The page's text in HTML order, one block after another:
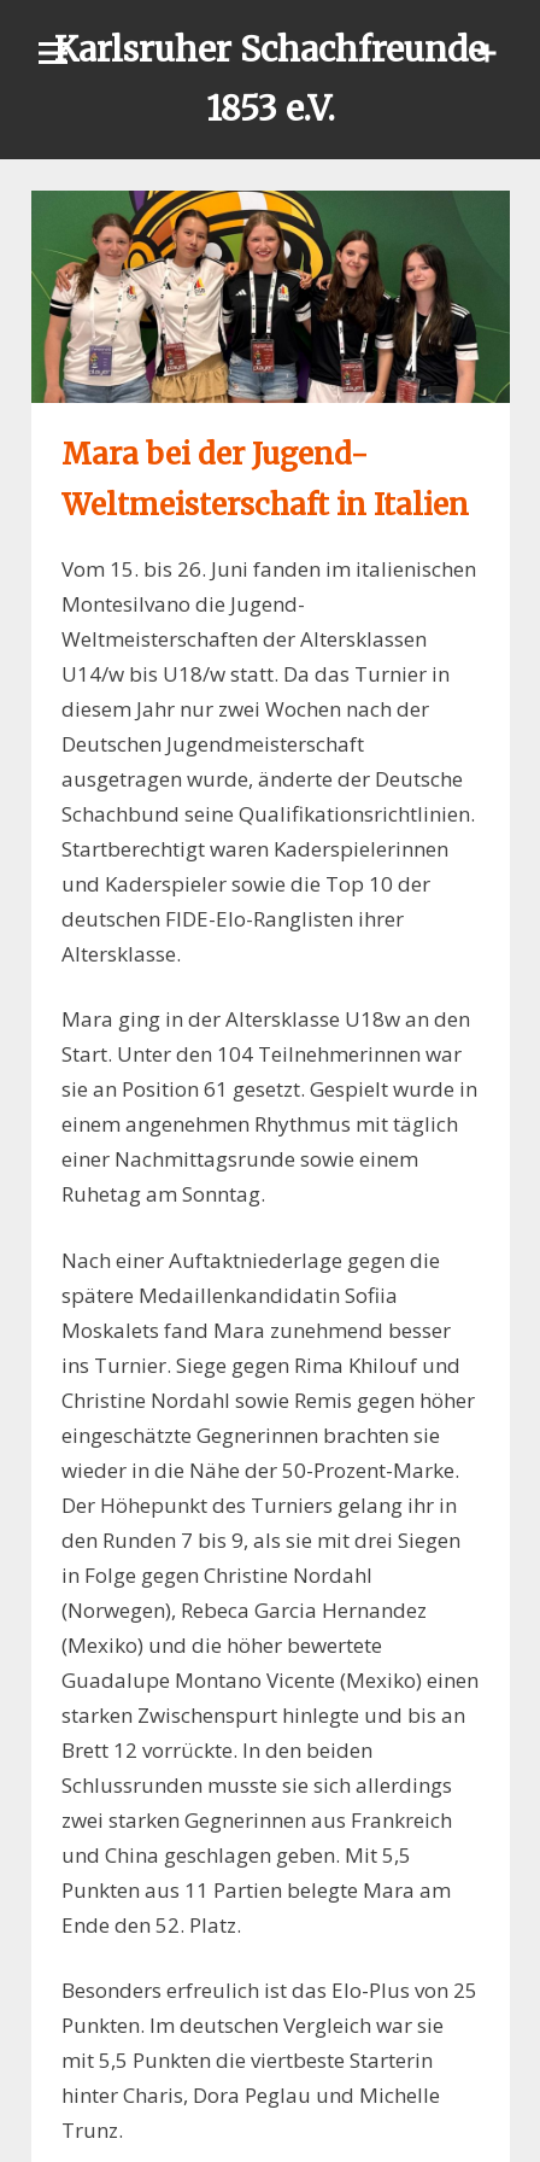
Karlsruher Schachfreunde
1853 e.V.
Mara bei der Jugend-
Weltmeisterschaft in Italien
Vom 15. bis 26. Juni fanden im italienischen
Montesilvano die Jugend-
Weltmeisterschaften der Altersklassen
U14/w bis U18/w statt. Da das Turnier in
diesem Jahr nur zwei Wochen nach der
Deutschen Jugendmeisterschaft
ausgetragen wurde, änderte der Deutsche
Schachbund seine Qualifikationsrichtlinien.
Startberechtigt waren Kaderspielerinnen
und Kaderspieler sowie die Top 10 der
deutschen FIDE-Elo-Ranglisten ihrer
Altersklasse.
Mara ging in der Altersklasse U18w an den
Start. Unter den 104 Teilnehmerinnen war
sie an Position 61 gesetzt. Gespielt wurde in
einem angenehmen Rhythmus mit täglich
einer Nachmittagsrunde sowie einem
Ruhetag am Sonntag.
Nach einer Auftaktniederlage gegen die
spätere Medaillenkandidatin Sofiia
Moskalets fand Mara zunehmend besser
ins Turnier. Siege gegen Rima Khilouf und
Christine Nordahl sowie Remis gegen höher
eingeschätzte Gegnerinnen brachten sie
wieder in die Nähe der 50-Prozent-Marke.
Der Höhepunkt des Turniers gelang ihr in
den Runden 7 bis 9, als sie mit drei Siegen
in Folge gegen Christine Nordahl
(Norwegen), Rebeca Garcia Hernandez
(Mexiko) und die höher bewertete
Guadalupe Montano Vicente (Mexiko) einen
starken Zwischenspurt hinlegte und bis an
Brett 12 vorrückte. In den beiden
Schlussrunden musste sie sich allerdings
zwei starken Gegnerinnen aus Frankreich
und China geschlagen geben. Mit 5,5
Punkten aus 11 Partien belegte Mara am
Ende den 52. Platz.
Besonders erfreulich ist das Elo-Plus von 25
Punkten. Im deutschen Vergleich war sie
mit 5,5 Punkten die viertbeste Starterin
hinter Charis, Dora Peglau und Michelle
Trunz.